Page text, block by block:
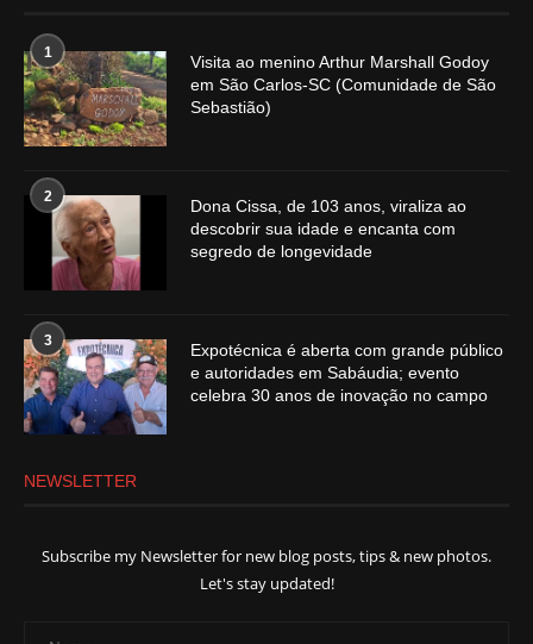
1
Visita ao menino Arthur Marshall Godoy
em São Carlos-SC (Comunidade de São
Sebastião)
2
Dona Cissa, de 103 anos, viraliza ao
descobrir sua idade e encanta com
segredo de longevidade
3
Expotécnica é aberta com grande público
e autoridades em Sabáudia; evento
celebra 30 anos de inovação no campo
NEWSLETTER
Subscribe my Newsletter for new blog posts, tips & new photos.
Let's stay updated!